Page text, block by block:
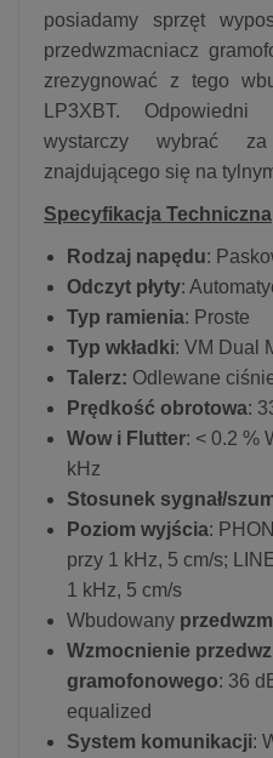
posiadamy sprzęt
przedwzmacniacz
zrezygnować z tego
LP3XBT.
wystarczy wybrać za
znajdującego się na
Specyfikacja Techniczna
Rodzaj napędu:
Odczyt płyty:
Typ ramienia: Proste
Typ wkładki: VM Dual
Talerz: Odlewane
Prędkość obrotowa:
Wow i Flutter: < 0.2 %
kHz
Stosunek sygnał/
Poziom wyjścia:
przy 1 kHz, 5 cm/s;
1 kHz, 5 cm/s
Wbudowany
Wzmocnienie
gramofonowego: 36
equalized
System komunikacji: